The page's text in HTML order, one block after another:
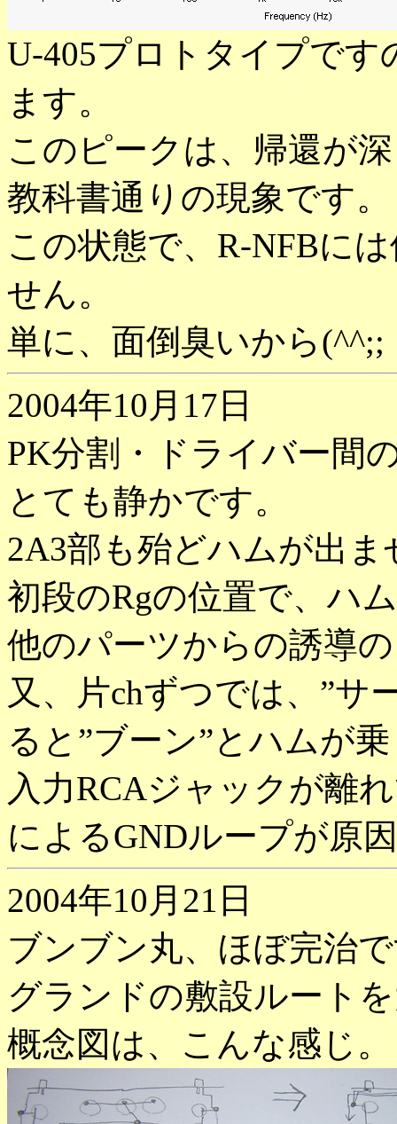
U-405プロトタイプです
ます。
このピークは、帰還が
教科書通りの現象です。
この状態で、R-NFBに
せん。
単に、面倒臭いから(^^;;
2004年10月17日
PK分割・ドライバー間
とても静かです。
2A3部も殆どハムが出ま
初段のRgの位置で、ハ
他のパーツからの誘導
又、片chずつでは、”サ
ると”ブーン”とハムが
入力RCAジャックが離
によるGNDループが原
2004年10月21日
ブンブン丸、ほぼ完治
グランドの敷設ルート
概念図は、こんな感じ。